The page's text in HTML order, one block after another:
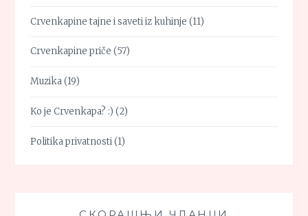
Crvenkapine tajne i saveti iz kuhinje (11)
Crvenkapine priče (57)
Muzika(19)
Ko je Crvenkapa? :) (2)
Politika privatnosti(1)